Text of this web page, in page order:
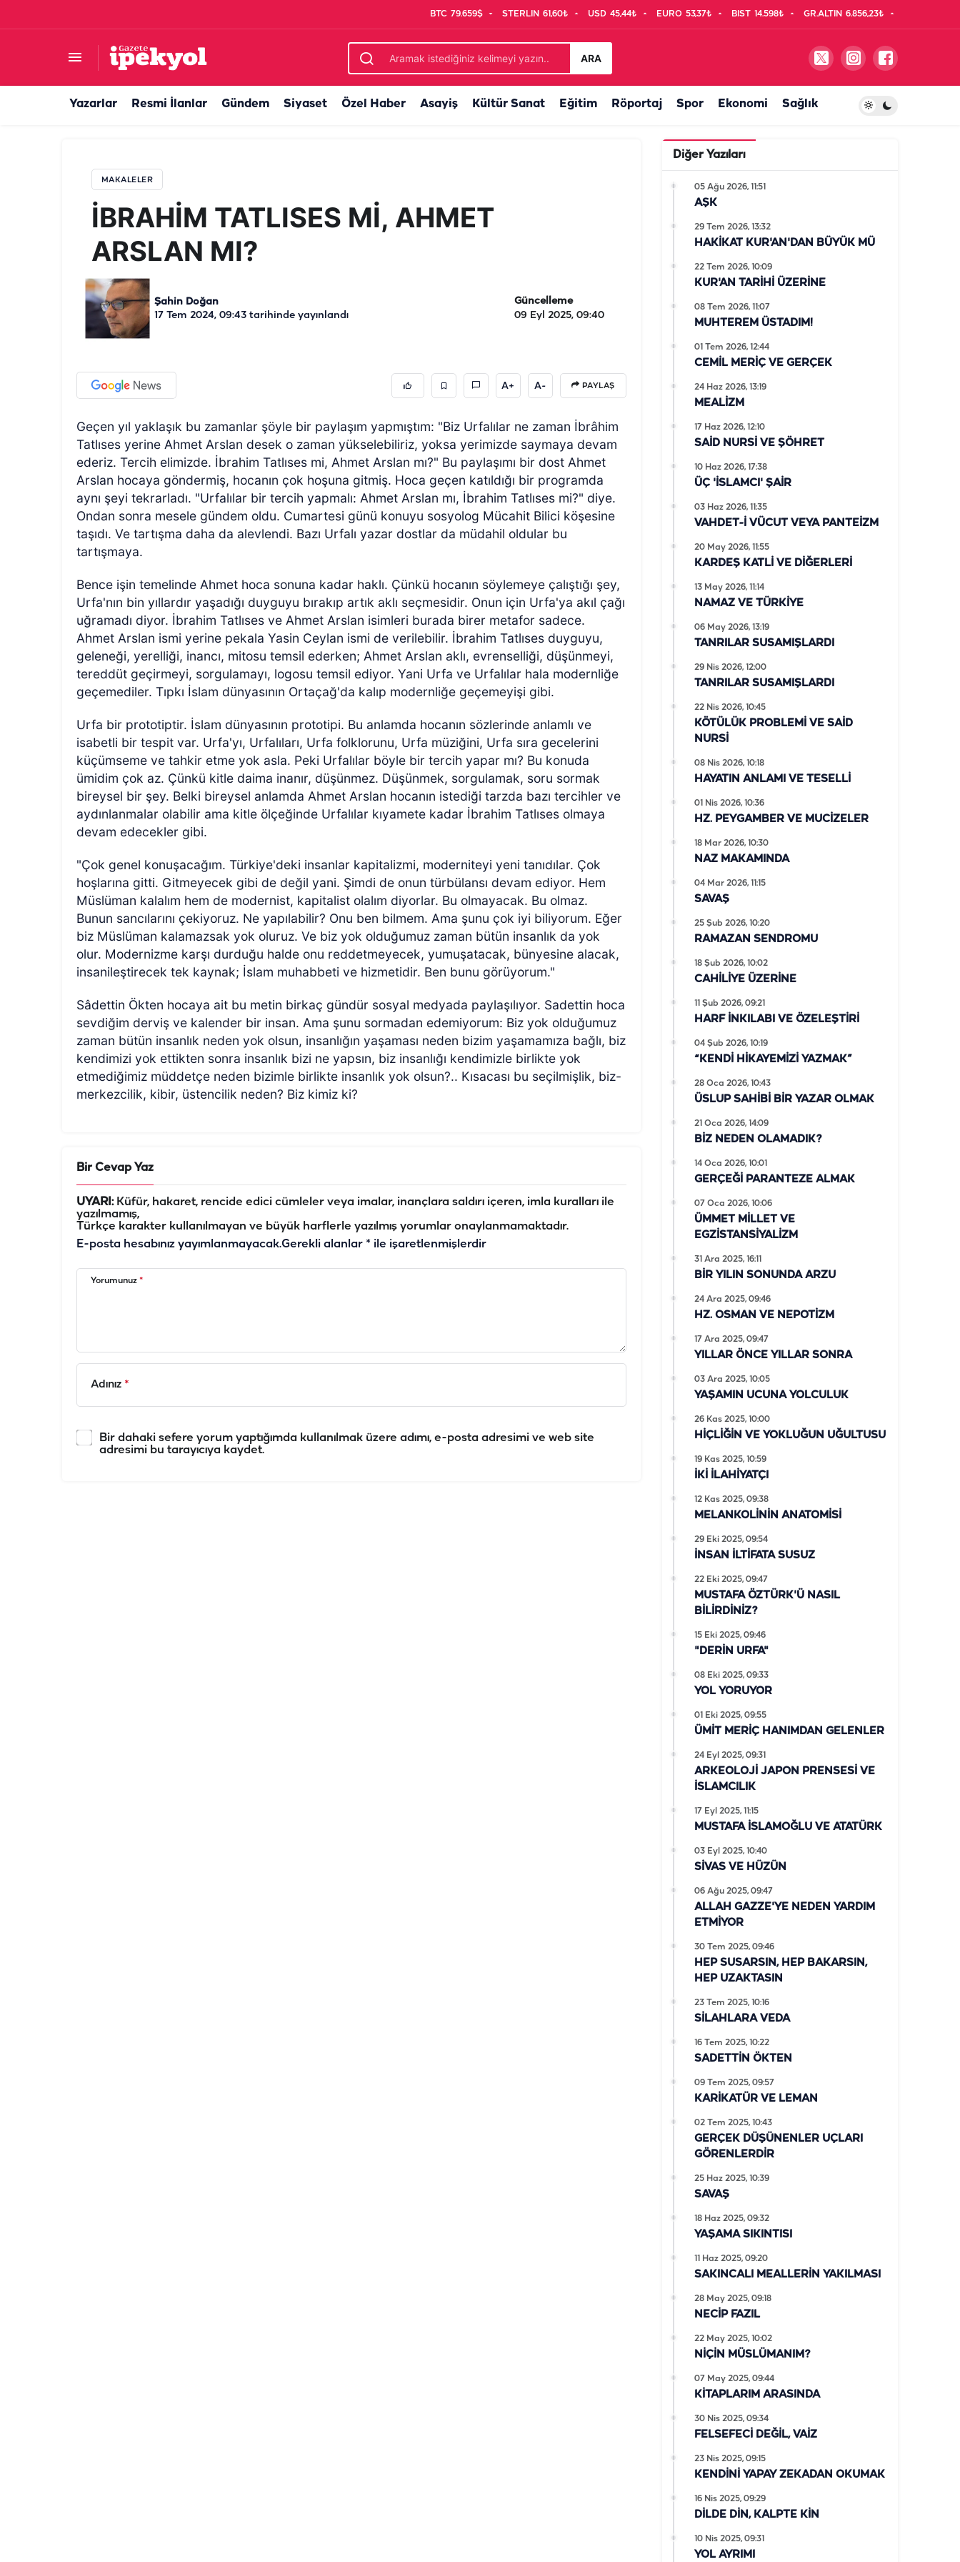
BTC 79.659$ STERLIN 61,60₺ USD 45,44₺ EURO 53,37₺ BIST 14.598₺ GR.ALTIN 6.856,23₺
ARA
Yazarlar Resmi İlanlar Gündem Siyaset Özel Haber Asayiş Kültür Sanat Eğitim Röportaj Spor Ekonomi Sağlık
MAKALELER
İBRAHİM TATLISES Mİ, AHMET
ARSLAN MI?
Şahin Doğan
17 Tem 2024, 09:43 tarihinde yayınlandı
Güncelleme
09 Eyl 2025, 09:40
A+ A- PAYLAŞ
Geçen yıl yaklaşık bu zamanlar şöyle bir paylaşım yapmıştım: "Biz Urfalılar ne zaman İbrâhim
Tatlıses yerine Ahmet Arslan desek o zaman yükselebiliriz, yoksa yerimizde saymaya devam
ederiz. Tercih elimizde. İbrahim Tatlıses mi, Ahmet Arslan mı?" Bu paylaşımı bir dost Ahmet
Arslan hocaya göndermiş, hocanın çok hoşuna gitmiş. Hoca geçen katıldığı bir programda
aynı şeyi tekrarladı. "Urfalılar bir tercih yapmalı: Ahmet Arslan mı, İbrahim Tatlıses mi?" diye.
Ondan sonra mesele gündem oldu. Cumartesi günü konuyu sosyolog Mücahit Bilici köşesine
taşıdı. Ve tartışma daha da alevlendi. Bazı Urfalı yazar dostlar da müdahil oldular bu
tartışmaya.
Bence işin temelinde Ahmet hoca sonuna kadar haklı. Çünkü hocanın söylemeye çalıştığı şey,
Urfa'nın bin yıllardır yaşadığı duyguyu bırakıp artık aklı seçmesidir. Onun için Urfa'ya akıl çağı
uğramadı diyor. İbrahim Tatlıses ve Ahmet Arslan isimleri burada birer metafor sadece.
Ahmet Arslan ismi yerine pekala Yasin Ceylan ismi de verilebilir. İbrahim Tatlıses duyguyu,
geleneği, yerelliği, inancı, mitosu temsil ederken; Ahmet Arslan aklı, evrenselliği, düşünmeyi,
tereddüt geçirmeyi, sorgulamayı, logosu temsil ediyor. Yani Urfa ve Urfalılar hala modernliğe
geçemediler. Tıpkı İslam dünyasının Ortaçağ'da kalıp modernliğe geçemeyişi gibi.
Urfa bir prototiptir. İslam dünyasının prototipi. Bu anlamda hocanın sözlerinde anlamlı ve
isabetli bir tespit var. Urfa'yı, Urfalıları, Urfa folklorunu, Urfa müziğini, Urfa sıra gecelerini
küçümseme ve tahkir etme yok asla. Peki Urfalılar böyle bir tercih yapar mı? Bu konuda
ümidim çok az. Çünkü kitle daima inanır, düşünmez. Düşünmek, sorgulamak, soru sormak
bireysel bir şey. Belki bireysel anlamda Ahmet Arslan hocanın istediği tarzda bazı tercihler ve
aydınlanmalar olabilir ama kitle ölçeğinde Urfalılar kıyamete kadar İbrahim Tatlıses olmaya
devam edecekler gibi.
"Çok genel konuşacağım. Türkiye'deki insanlar kapitalizmi, moderniteyi yeni tanıdılar. Çok
hoşlarına gitti. Gitmeyecek gibi de değil yani. Şimdi de onun türbülansı devam ediyor. Hem
Müslüman kalalım hem de modernist, kapitalist olalım diyorlar. Bu olmayacak. Bu olmaz.
Bunun sancılarını çekiyoruz. Ne yapılabilir? Onu ben bilmem. Ama şunu çok iyi biliyorum. Eğer
biz Müslüman kalamazsak yok oluruz. Ve biz yok olduğumuz zaman bütün insanlık da yok
olur. Modernizme karşı durduğu halde onu reddetmeyecek, yumuşatacak, bünyesine alacak,
insanileştirecek tek kaynak; İslam muhabbeti ve hizmetidir. Ben bunu görüyorum."
Sâdettin Ökten hocaya ait bu metin birkaç gündür sosyal medyada paylaşılıyor. Sadettin hoca
sevdiğim derviş ve kalender bir insan. Ama şunu sormadan edemiyorum: Biz yok olduğumuz
zaman bütün insanlık neden yok olsun, insanlığın yaşaması neden bizim yaşamamıza bağlı, biz
kendimizi yok ettikten sonra insanlık bizi ne yapsın, biz insanlığı kendimizle birlikte yok
etmediğimiz müddetçe neden bizimle birlikte insanlık yok olsun?.. Kısacası bu seçilmişlik, biz-
merkezcilik, kibir, üstencilik neden? Biz kimiz ki?
Bir Cevap Yaz
UYARI:Küfür, hakaret, rencide edici cümleler veya imalar, inançlara saldırı içeren, imla kuralları ile
yazılmamış,
Türkçe karakter kullanılmayan ve büyük harflerle yazılmış yorumlar onaylanmamaktadır.
E-posta hesabınız yayımlanmayacak.Gerekli alanlar * ile işaretlenmişlerdir
Yorumunuz *
Adınız *
Bir dahaki sefere yorum yaptığımda kullanılmak üzere adımı, e-posta adresimi ve web site
adresimi bu tarayıcıya kaydet.
Diğer Yazıları
AŞK
05 Ağu 2026, 11:51
HAKİKAT KUR'AN'DAN BÜYÜK MÜ
29 Tem 2026, 13:32
KUR'AN TARİHİ ÜZERİNE
22 Tem 2026, 10:09
MUHTEREM ÜSTADIM!
08 Tem 2026, 11:07
CEMİL MERİÇ VE GERÇEK
01 Tem 2026, 12:44
MEALİZM
24 Haz 2026, 13:19
SAİD NURSİ VE ŞÖHRET
17 Haz 2026, 12:10
ÜÇ 'İSLAMCI' ŞAİR
10 Haz 2026, 17:38
VAHDET-İ VÜCUT VEYA PANTEİZM
03 Haz 2026, 11:35
KARDEŞ KATLİ VE DİĞERLERİ
20 May 2026, 11:55
NAMAZ VE TÜRKİYE
13 May 2026, 11:14
TANRILAR SUSAMIŞLARDI
06 May 2026, 13:19
TANRILAR SUSAMIŞLARDI
29 Nis 2026, 12:00
KÖTÜLÜK PROBLEMİ VE SAİD
NURSİ
22 Nis 2026, 10:45
HAYATIN ANLAMI VE TESELLİ
08 Nis 2026, 10:18
HZ. PEYGAMBER VE MUCİZELER
01 Nis 2026, 10:36
NAZ MAKAMINDA
18 Mar 2026, 10:30
SAVAŞ
04 Mar 2026, 11:15
RAMAZAN SENDROMU
25 Şub 2026, 10:20
CAHİLİYE ÜZERİNE
18 Şub 2026, 10:02
HARF İNKILABI VE ÖZELEŞTİRİ
11 Şub 2026, 09:21
“KENDİ HİKAYEMİZİ YAZMAK”
04 Şub 2026, 10:19
ÜSLUP SAHİBİ BİR YAZAR OLMAK
28 Oca 2026, 10:43
BİZ NEDEN OLAMADIK?
21 Oca 2026, 14:09
GERÇEĞİ PARANTEZE ALMAK
14 Oca 2026, 10:01
ÜMMET MİLLET VE
EGZİSTANSİYALİZM
07 Oca 2026, 10:06
BİR YILIN SONUNDA ARZU
31 Ara 2025, 16:11
HZ. OSMAN VE NEPOTİZM
24 Ara 2025, 09:46
YILLAR ÖNCE YILLAR SONRA
17 Ara 2025, 09:47
YAŞAMIN UCUNA YOLCULUK
03 Ara 2025, 10:05
HİÇLİĞİN VE YOKLUĞUN UĞULTUSU
26 Kas 2025, 10:00
İKİ İLAHİYATÇI
19 Kas 2025, 10:59
MELANKOLİNİN ANATOMİSİ
12 Kas 2025, 09:38
İNSAN İLTİFATA SUSUZ
29 Eki 2025, 09:54
MUSTAFA ÖZTÜRK'Ü NASIL
BİLİRDİNİZ?
22 Eki 2025, 09:47
"DERİN URFA"
15 Eki 2025, 09:46
YOL YORUYOR
08 Eki 2025, 09:33
ÜMİT MERİÇ HANIMDAN GELENLER
01 Eki 2025, 09:55
ARKEOLOJİ JAPON PRENSESİ VE
İSLAMCILIK
24 Eyl 2025, 09:31
MUSTAFA İSLAMOĞLU VE ATATÜRK
17 Eyl 2025, 11:15
SİVAS VE HÜZÜN
03 Eyl 2025, 10:40
ALLAH GAZZE'YE NEDEN YARDIM
ETMİYOR
06 Ağu 2025, 09:47
HEP SUSARSIN, HEP BAKARSIN,
HEP UZAKTASIN
30 Tem 2025, 09:46
SİLAHLARA VEDA
23 Tem 2025, 10:16
SADETTİN ÖKTEN
16 Tem 2025, 10:22
KARİKATÜR VE LEMAN
09 Tem 2025, 09:57
GERÇEK DÜŞÜNENLER UÇLARI
GÖRENLERDİR
02 Tem 2025, 10:43
SAVAŞ
25 Haz 2025, 10:39
YAŞAMA SIKINTISI
18 Haz 2025, 09:32
SAKINCALI MEALLERİN YAKILMASI
11 Haz 2025, 09:20
NECİP FAZIL
28 May 2025, 09:18
NİÇİN MÜSLÜMANIM?
22 May 2025, 10:02
KİTAPLARIM ARASINDA
07 May 2025, 09:44
FELSEFECİ DEĞİL, VAİZ
30 Nis 2025, 09:34
KENDİNİ YAPAY ZEKADAN OKUMAK
23 Nis 2025, 09:15
DİLDE DİN, KALPTE KİN
16 Nis 2025, 09:29
YOL AYRIMI
10 Nis 2025, 09:31